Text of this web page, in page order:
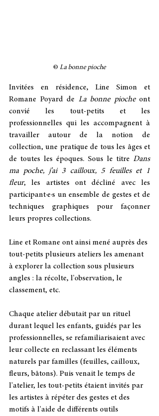
© La bonne pioche
Invitées en résidence, Line Simon et
Romane Poyard de La bonne pioche ont
convié les tout-petits et les
professionnelles qui les accompagnent à
travailler autour de la notion de
collection, une pratique de tous les âges et
de toutes les époques. Sous le titre Dans
ma poche, j’ai 3 cailloux, 5 feuilles et 1
fleur, les artistes ont décliné avec les
participant·e·s un ensemble de gestes et de
techniques graphiques pour façonner
leurs propres collections.
Line et Romane ont ainsi mené auprès des
tout-petits plusieurs ateliers les amenant
à explorer la collection sous plusieurs
angles : la récolte, l'observation, le
classement, etc.
Chaque atelier débutait par un rituel
durant lequel les enfants, guidés par les
professionnelles, se refamiliarisaient avec
leur collecte en reclassant les éléments
naturels par familles (feuilles, cailloux,
fleurs, bâtons). Puis venait le temps de
l'atelier, les tout-petits étaient invités par
les artistes à répéter des gestes et des
motifs à l'aide de différents outils